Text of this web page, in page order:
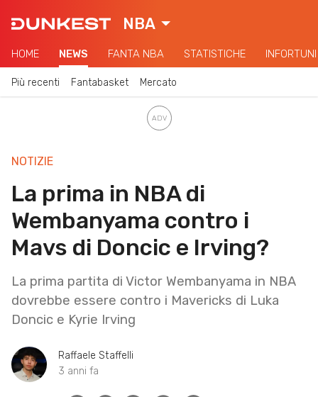
NBA
HOME NEWS FANTA NBA STATISTICHE INFORTUNI
Più recenti Fantabasket Mercato
NOTIZIE
La prima in NBA di
Wembanyama contro i
Mavs di Doncic e Irving?
La prima partita di Victor Wembanyama in NBA
dovrebbe essere contro i Mavericks di Luka
Doncic e Kyrie Irving
Raffaele Staffelli
3 anni fa